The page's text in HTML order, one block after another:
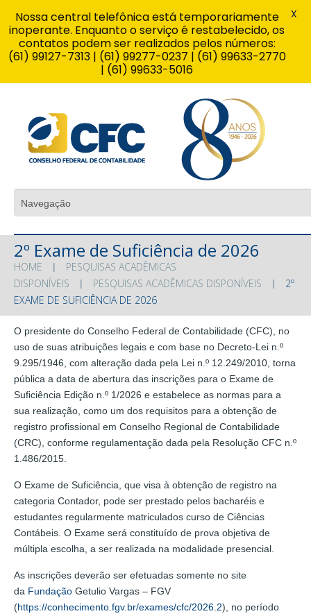
2º Exame de Suficiência de 2026
HOME
PESQUISAS ACADÊMICAS
DISPONÍVEIS
PESQUISAS ACADÊMICAS DISPONÍVEIS
2º
EXAME DE SUFICIÊNCIA DE 2026
O presidente do Conselho Federal de Contabilidade (CFC), no
uso de suas atribuições legais e com base no Decreto-Lei n.º
9.295/1946, com alteração dada pela Lei n.º 12.249/2010, torna
pública a data de abertura das inscrições para o Exame de
Suficiência Edição n.º 1/2026 e estabelece as normas para a
sua realização, como um dos requisitos para a obtenção de
registro profissional em Conselho Regional de Contabilidade
(CRC), conforme regulamentação dada pela Resolução CFC n.º
1.486/2015.
O Exame de Suficiência, que visa à obtenção de registro na
categoria Contador, pode ser prestado pelos bacharéis e
estudantes regularmente matriculados curso de Ciências
Contábeis. O Exame será constituído de prova objetiva de
múltipla escolha, a ser realizada na modalidade presencial.
As inscrições deverão ser efetuadas somente no site
da Fundação Getulio Vargas – FGV
(https://conhecimento.fgv.br/exames/cfc/2026.2), no período
Nossa central telefônica está temporariamente
inoperante. Enquanto o serviço é restabelecido, os
contatos podem ser realizados pelos números:
(61) 99127-7313 | (61) 99277-0237 | (61) 99633-2770
| (61) 99633-5016
X